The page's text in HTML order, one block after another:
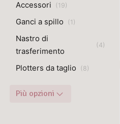
Accessori (19)
Ganci a spillo (1 )
Nastro di
trasferimento
(4)
Plotters da taglio (8)
Più opzioni